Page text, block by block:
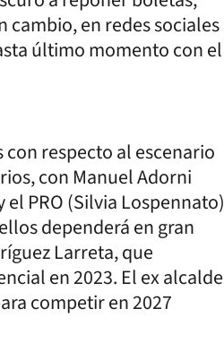
cambio, en redes sociales
último momento con el
respecto al escenario
con Manuel Adorni
PRO (Silvia Lospennato)
dependerá en gran
Larreta, que
en 2023. El ex alcalde
competir en 2027